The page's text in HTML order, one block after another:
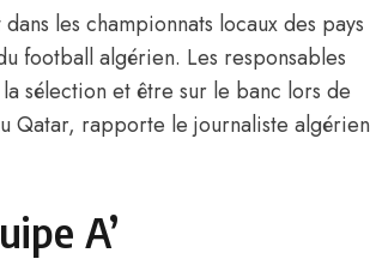
les championnats locaux des pays
football algérien. Les responsables
sélection et être sur le banc lors de
Qatar, rapporte le journaliste algérien
A’